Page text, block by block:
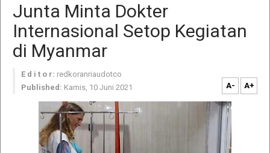
Junta Minta Dokter
Internasional Setop Kegiatan
di Myanmar
E d i t o r: redkoranriaudotco
Published: Kamis, 10 Juni 2021 A- A+